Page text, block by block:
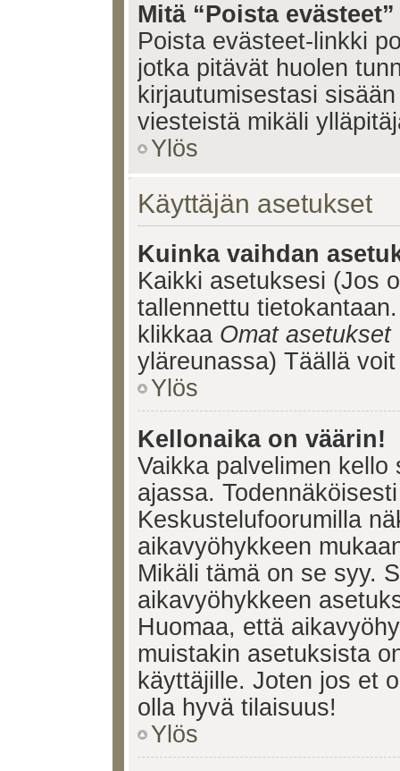
Mitä “Poista
Poista evästeet-linkki
jotka pitävät huolen
kirjautumisestasi
viesteistä mikäli
Ylös
Käyttäjän asetukset
Kuinka vaihdan
Kaikki asetuksesi (Jos
tallennettu
klikkaa Omat asetukset
yläreunassa) Täällä
Ylös
Kellonaika on väärin!
Vaikka palvelimen
ajassa.
Keskustelufoorumilla
aikavyöhykkeen
Mikäli tämä on se syy.
aikavyöhykkeen
Huomaa, että
muistakin asetuksista
käyttäjille. Joten jos et
olla hyvä tilaisuus!
Ylös